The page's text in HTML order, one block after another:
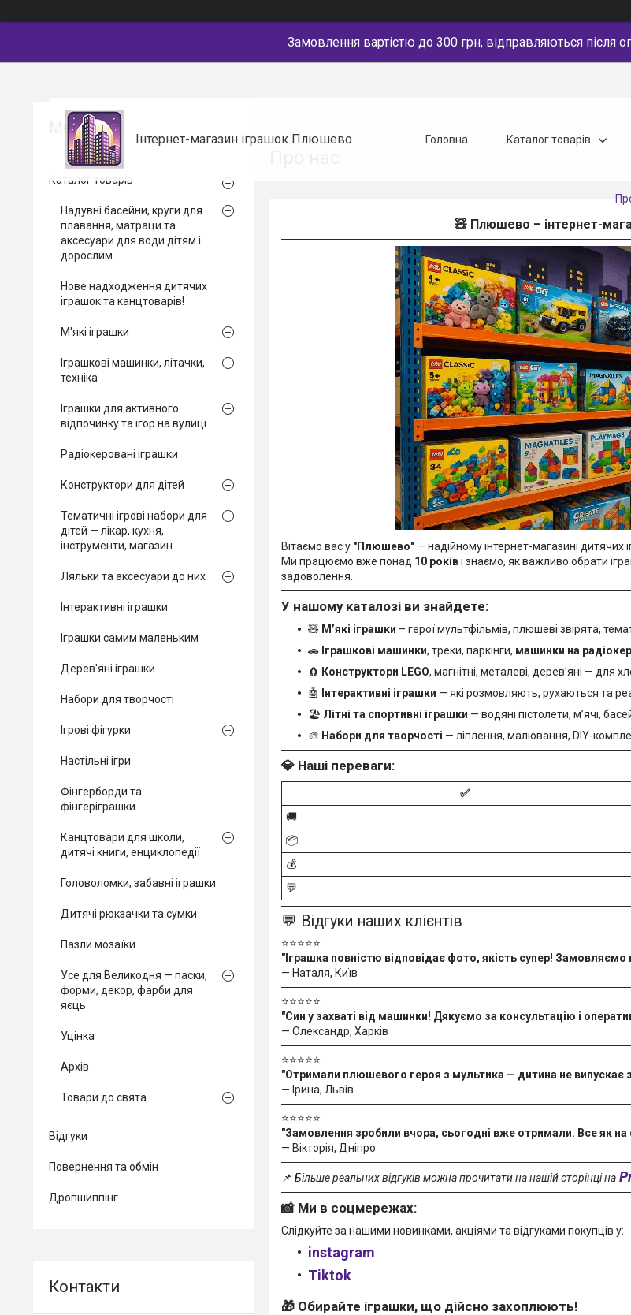
Замовлення вартістю до 300 грн, відправляються після
Інтернет-магазин іграшок Плюшево Головна Каталог товарів
🧸 Плюшево – інтернет-
Вітаємо вас у "Плюшево" — надійному інтернет-магазині дитячих
Ми працюємо вже понад 10 роківі знаємо, як важливо обрати
задоволення.
У нашому каталозі ви знайдете:
🧸 М’які іграшки – герої мультфільмів, плюшеві звірята,
🚗 Іграшкові машинки, треки, паркінги, машинки на
🧲 Конструктори LEGO, магнітні, металеві, дерев’яні — для
🤖
Інтерактивні іграшки — які розмовляють, рухаються та
🏖️ Літні та спортивні іграшки — водяні пістолети, м’ячі,
🎨 Набори для творчості — ліплення, малювання, DIY-
💎 Наші переваги:
✅
🚚
📦
💰
💬
💬 Відгуки наших клієнтів
⭐⭐⭐⭐⭐
"Іграшка повністю відповідає фото, якість супер!
— Наталя, Київ
⭐⭐⭐⭐⭐
"Син у захваті від машинки! Дякуємо за консультацію і
— Олександр, Харків
⭐⭐⭐⭐⭐
"Отримали плюшевого героя з мультика — дитина не випускає
— Ірина, Львів
⭐⭐⭐⭐⭐
"Замовлення зробили вчора, сьогодні вже отримали. Все як
— Вікторія, Дніпро
📌 Більше реальних відгуків можна прочитати на нашій сторінці на
📸 Ми в соцмережах:
Слідкуйте за нашими новинками, акціями та відгуками покупців у:
instagram
Tiktok
🎁 Обирайте іграшки, що дійсно захоплюють!
Каталог товарів
Надувні басейни, круги для
плавання, матраци та
аксесуари для води дітям і
дорослим
Нове надходження дитячих
іграшок та канцтоварів!
М'які іграшки
Іграшкові машинки, літачки,
техніка
Іграшки для активного
відпочинку та ігор на вулиці
Радіокеровані іграшки
Конструктори для дітей
Тематичні ігрові набори для
дітей — лікар, кухня,
інструменти, магазин
Ляльки та аксесуари до них
Інтерактивні іграшки
Іграшки самим маленьким
Дерев'яні іграшки
Набори для творчості
Ігрові фігурки
Настільні ігри
Фінгерборди та
фінгеріграшки
Канцтовари для школи,
дитячі книги, енциклопедії
Головоломки, забавні іграшки
Дитячі рюкзачки та сумки
Пазли мозаїки
Усе для Великодня — паски,
форми, декор, фарби для
яєць
Уцінка
Архів
Товари до свята
Відгуки
Повернення та обмін
Дропшиппінг